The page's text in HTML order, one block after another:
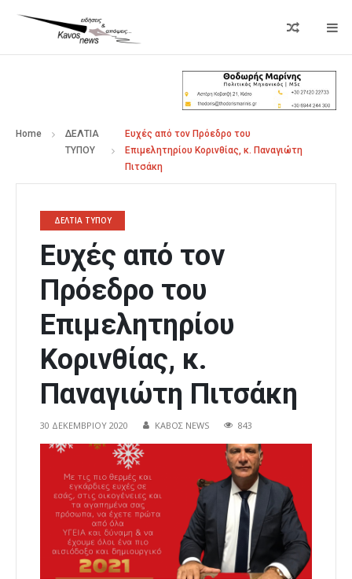
Home
ΔΕΛΤΙΑ
ΤΥΠΟΥ
Ευχές από τον Πρόεδρο του
Επιμελητηρίου Κορινθίας, κ. Παναγιώτη
Πιτσάκη
ΔΕΛΤΙΑ ΤΥΠΟΥ
Ευχές από τον
Πρόεδρο του
Επιμελητηρίου
Κορινθίας, κ.
Παναγιώτη Πιτσάκη
30 ΔΕΚΕΜΒΡΊΟΥ 2020 ΚΑΒΟΣ NEWS 843